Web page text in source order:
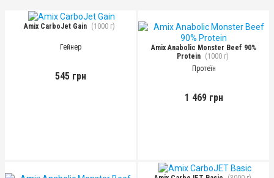
Amix CarboJet Gain (1000 г)
Гейнер
545 грн
Amix Anabolic Monster Beef 90%
Protein
(1000 г)
Протеїн
1 469 грн